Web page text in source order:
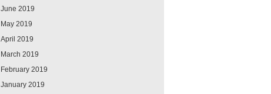
June 2019
May 2019
April 2019
March 2019
February 2019
January 2019